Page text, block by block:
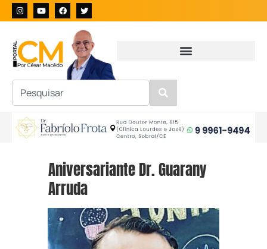
Aniversariante Dr. Guarany
Arruda